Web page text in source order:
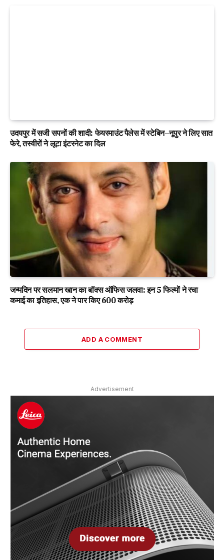
उदयपुर में सजी सपनों की शादी: फेयरमाउंट पैलेस में स्टेबिन–नूपुर ने लिए सात
फेरे, तस्वीरों ने लूटा इंटरनेट का दिल
जन्मदिन पर सलमान खान का बॉक्स ऑफिस जलवा: इन 5 फिल्मों ने रचा
कमाई का इतिहास, एक ने पार किए 600 करोड़
ADD A COMMENT
Advertisement